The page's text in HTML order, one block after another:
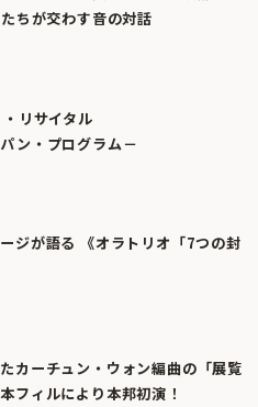
たちが交わす音の対話
リサイタル
ン・プログラム－
ジが語る 《オラトリオ「7つの封
カーチュン・ウォン編曲の「展覧
フィルにより本邦初演！